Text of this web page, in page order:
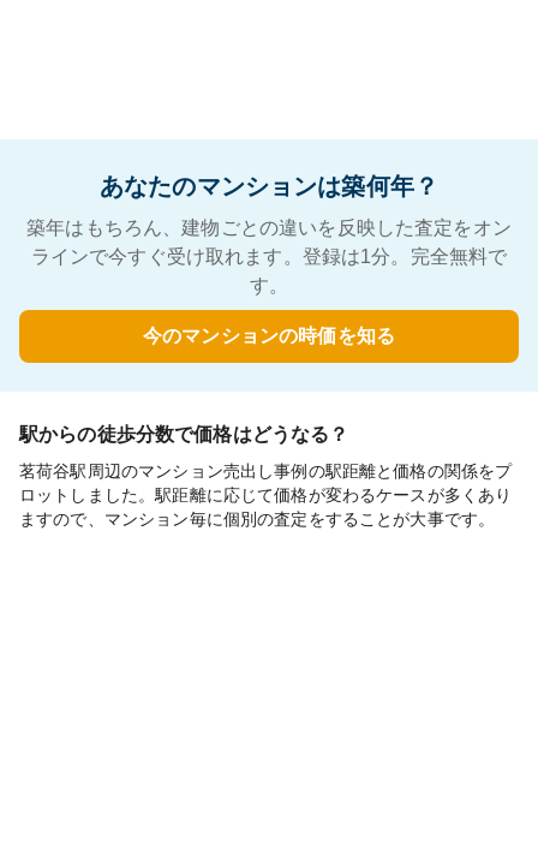
あなたのマンションは築何年？
築年はもちろん、建物ごとの違いを反映した査定をオン
ラインで今すぐ受け取れます。登録は1分。完全無料で
す。
今のマンションの時価を知る
駅からの徒歩分数で価格はどうなる？
茗荷谷駅周辺のマンション売出し事例の駅距離と価格の関係をプ
ロットしました。駅距離に応じて価格が変わるケースが多くあり
ますので、マンション毎に個別の査定をすることが大事です。